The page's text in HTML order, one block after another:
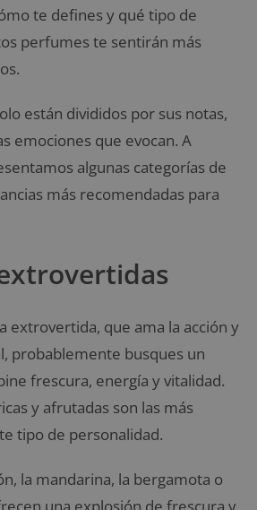
te defines y qué tipo de
perfumes te sentirán más
están divididos por sus notas,
emociones que evocan. A
algunas categorías de
más recomendadas para
extrovertida, que ama la acción y
probablemente busques un
frescura, energía y vitalidad.
y afrutadas son las más
tipo de personalidad.
la mandarina, la bergamota o
una explosión de frescura y